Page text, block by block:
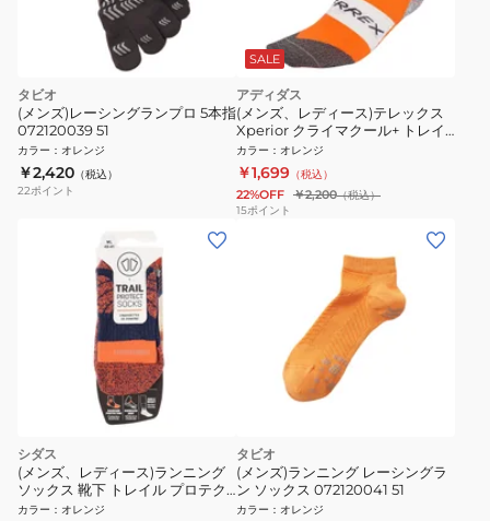
タビオ
(メンズ)レーシングランプロ 5本指
072120039 51
カラー ： オレンジ
￥2,420 （税込）
22ポイント
SALE
アディダス
(メンズ、レディース)テレックス
Xperior クライマクール+ トレイ
ル クルー ソックス KSU53-
JW0888
カラー ： オレンジ
￥1,699 （税込）
22%OFF ￥2,200（税込）
15ポイント
シダス
(メンズ、レディース)ランニング
ソックス 靴下 トレイル プロテク
ト 3214161
カラー ： オレンジ
タビオ
(メンズ)ランニング レーシングラ
ン ソックス 072120041 51
カラー ： オレンジ